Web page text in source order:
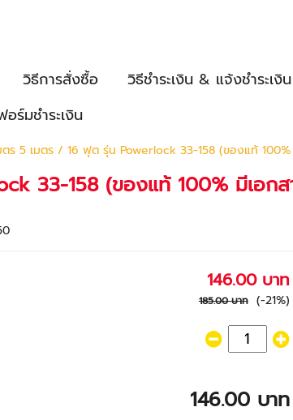
วิธีการสั่งซื้อ วิธีชำระเงิน & แจ้งชำระเงิน
ร์มชำระเงิน
ตร 5 เมตร / 16 ฟุต รุ่น Powerlock 33-158 (ของแท้
33-158 (ของแท้ 100% มีเอก
146.00 บาท
185.00 บาท (-21%)
146.00 บาท